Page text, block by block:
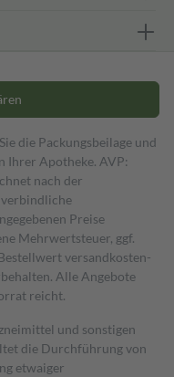
die Packungsbeilage und
Ihrer Apotheke. AVP:
nach der
Preise
Mehrwertsteuer, ggf.
versand­kosten­
Alle Angebote
reicht.
und sonstigen
die Durchführung von
etwaiger